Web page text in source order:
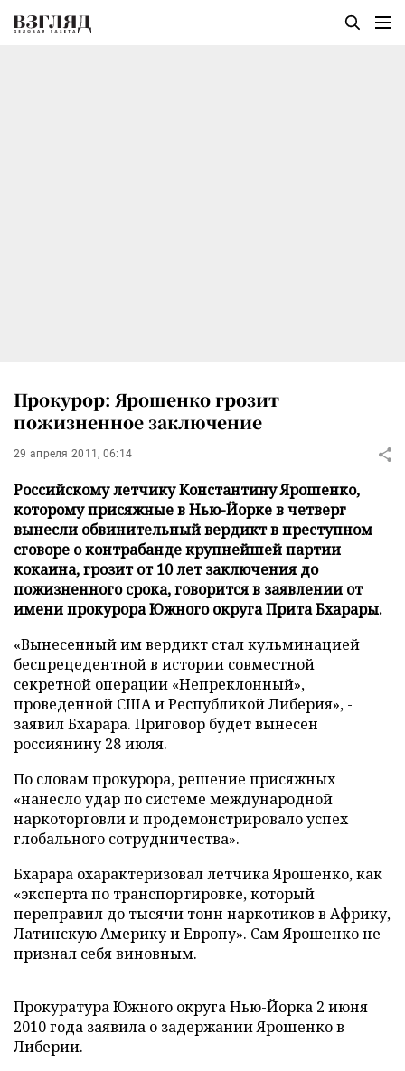
Прокурор: Ярошенко грозит
пожизненное заключение
29 апреля 2011, 06:14
Российскому летчику Константину Ярошенко,
которому присяжные в Нью-Йорке в четверг
вынесли обвинительный вердикт в преступном
сговоре о контрабанде крупнейшей партии
кокаина, грозит от 10 лет заключения до
пожизненного срока, говорится в заявлении от
имени прокурора Южного округа Прита Бхарары.
«Вынесенный им вердикт стал кульминацией
беспрецедентной в истории совместной
секретной операции «Непреклонный»,
проведенной США и Республикой Либерия», -
заявил Бхарара. Приговор будет вынесен
россиянину 28 июля.
По словам прокурора, решение присяжных
«нанесло удар по системе международной
наркоторговли и продемонстрировало успех
глобального сотрудничества».
Бхарара охарактеризовал летчика Ярошенко, как
«эксперта по транспортировке, который
переправил до тысячи тонн наркотиков в Африку,
Латинскую Америку и Европу». Сам Ярошенко не
признал себя виновным.
Прокуратура Южного округа Нью-Йорка 2 июня
2010 года заявила о задержании Ярошенко в
Либерии.